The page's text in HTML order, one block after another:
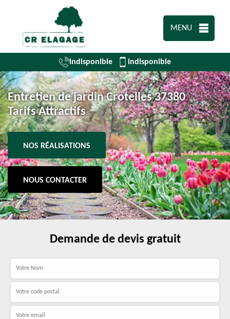
MENU
indisponible indisponible
Entretien de jardin Crotelles 37380
Tarifs Attractifs
NOS RÉALISATIONS
NOUS CONTACTER
Demande de devis gratuit